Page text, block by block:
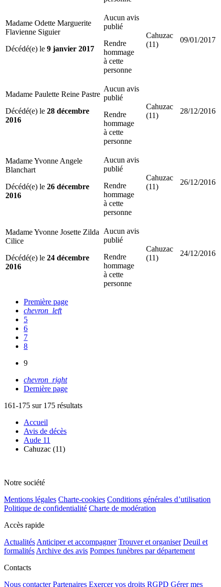
Madame Odette Marguerite
Flavienne Siguier
Décédé(e) le 9 janvier 2017
Aucun avis
publié
Rendre
hommage
à cette
personne
Cahuzac
(11)
09/01/2017
Madame Paulette Reine Pastre
Décédé(e) le 28 décembre
2016
Aucun avis
publié
Rendre
hommage
à cette
personne
Cahuzac
(11)
28/12/2016
Madame Yvonne Angele
Blanchart
Décédé(e) le 26 décembre
2016
Aucun avis
publié
Rendre
hommage
à cette
personne
Cahuzac
(11)
26/12/2016
Madame Yvonne Josette Zilda
Cilice
Décédé(e) le 24 décembre
2016
Aucun avis
publié
Rendre
hommage
à cette
personne
Cahuzac
(11)
24/12/2016
Première page
chevron_left
5
6
7
8
9
chevron_right
Dernière page
161-175 sur 175 résultats
Accueil
Avis de décès
Aude 11
Cahuzac (11)
Notre société
Mentions légales Charte-cookies Conditions générales d’utilisation
Politique de confidentialité Charte de modération
Accès rapide
Actualités Anticiper et accompagner Trouver et organiser Deuil et
formalités Archive des avis Pompes funèbres par département
Contacts
Nous contacter Partenaires Exercer vos droits RGPD Gérer mes